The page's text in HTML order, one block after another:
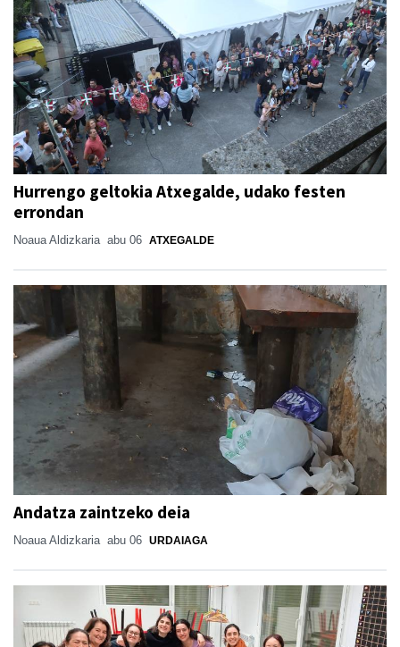
Hurrengo geltokia Atxegalde, udako festen
errondan
Noaua Aldizkaria abu 06 ATXEGALDE
Andatza zaintzeko deia
Noaua Aldizkaria abu 06 URDAIAGA